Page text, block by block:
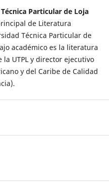
Particular de Loja
de Literatura
Técnica Particular de
académico es la literatura
UTPL y director ejecutivo
y del Caribe de Calidad